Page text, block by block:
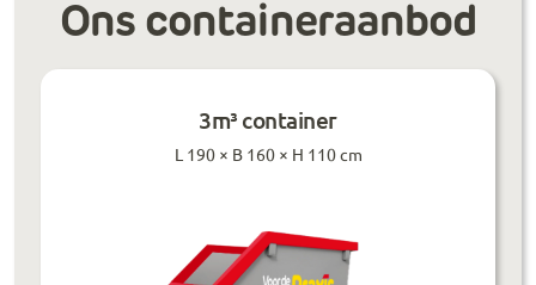
Ons containeraanbod
3m³ container
L 190 × B 160 × H 110 cm